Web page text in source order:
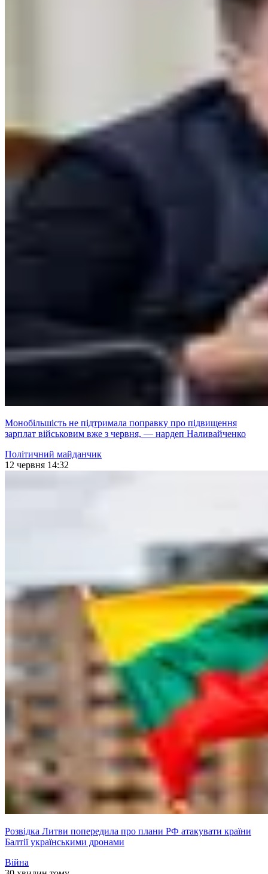
Монобільшість не підтримала поправку про підвищення
зарплат військовим вже з червня, — нардеп Наливайченко
Політичний майданчик
12 червня 14:32
Розвідка Литви попередила про плани РФ атакувати країни
Балтії українськими дронами
Війна